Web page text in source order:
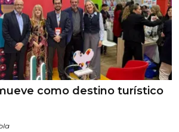
como destino turístico